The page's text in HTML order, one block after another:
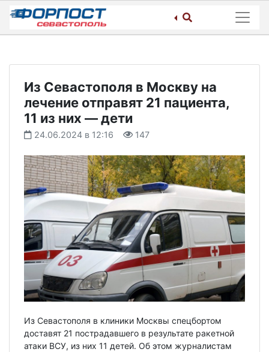
Skip
content
Из Севастополя в Москву на
лечение отправят 21 пациента,
11 из них — дети
24.06.2024 в 12:16 147
Из Севастополя в клиники Москвы спецбортом
доставят 21 пострадавшего в результате ракетной
атаки ВСУ, из них 11 детей. Об этом журналистам